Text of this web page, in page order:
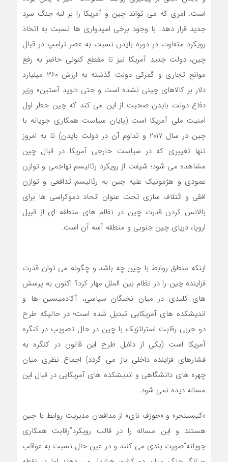
است. امری که می تواند چین و آمریکا را بر لبه جنگ سرد
جدید قرار دهد. با وجود برخی امیدواری ها نسبت به اتخاذ
رویکرد متفاوت در دوره بایدن نسبت به عصر ترامپ در قبال
چین، دولت جدید آمریکا نیز تا مقطع کنونی حاضر به رفع
موانع تجاری و گمرکی دولت گذشته به ارزش ۳۶۰ میلیارد
دلار بر کالاهای چینی نشده است و حتی «لوید آستین» وزیر
دفاع دولت بایدن صحبت از این می کند که چین خطر اول
امنیت ملی آمریکا است (پایان سیاست همکاری جویانه با
چین در سال ۲۰۱۷ و تداوم آن در دولت بایدن) تا به امروز
تنها تغییری که در سیاست خارجی آمریکا در قبال چین
مشاهده می شود؛ شیفت از رویکرد رئالیسم تهاجمی و توازن
عمودی و هژمونیک علیه چین به رئالیسم تدافعی و توازن
افقی و ائتلاف سازی تحت عنوان اتحاد دموکراسی ها برای
بالانس کردن قدرت چین در نظام های منطقه ای از قبیل
اروپا، دریای چین جنوبی و منطقه آسه آن است.
اینکه منطق روابط با چین چه باشد و چگونه می توان قدرت
فزاینده چین را در نظام بین الملل مهار کرد؟ اکنون به پرسش
های کلیدی در میان نخبگان سیاسی، آکادمیسین ها و
اندیشکده های آمریکایی تبدیل شده است؛ در حالی­که طرح
دو حزبی رقابت استراتژیک با چین در حال تصویب در کنگره
آمریکا است (یکی از دلایل طرح این قانون در کنگره به
فشارهای فزاینده داخلی باز می گردد) اجماع نظری میان
چهره های دانشگاهی و اندیشکده های آمریکایی در قبال این
مساله دیده نمی شود.
«کیسینجر» و «جوزف نای» از مدافعان مدیریت روابط با چین
هستند و این مساله را در قالب رویکرد”رقابت همکاری
جویانه”صورت بندی می کنند و در عین حال نسبت به عواقب